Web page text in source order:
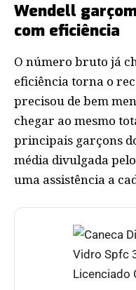
Wendell
com eficiência
O número bruto já
eficiência torna o
precisou de bem
chegar ao mesmo
principais garçons
média divulgada
uma assistência a